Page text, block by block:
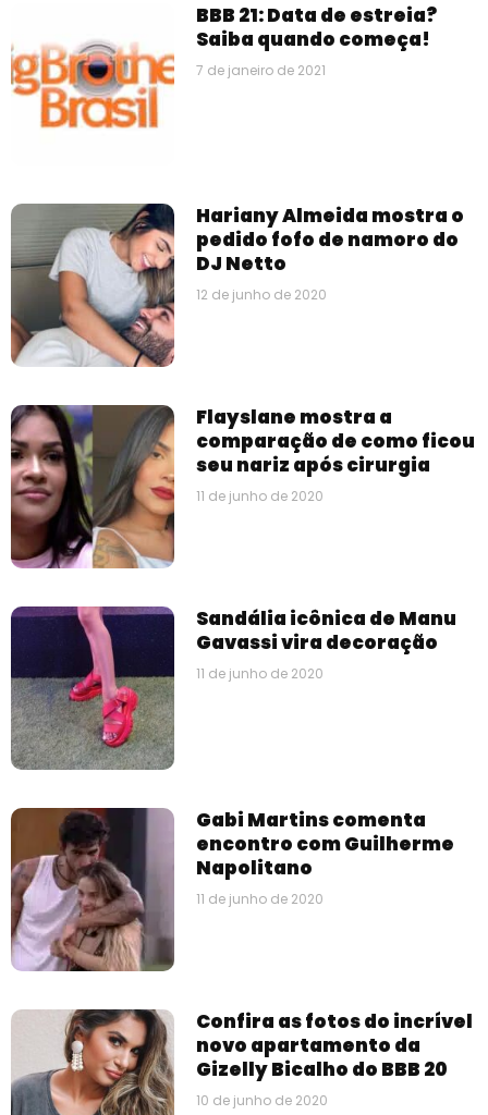
BBB 21: Data de estreia?
Saiba quando começa!
7 de janeiro de 2021
Hariany Almeida mostra o
pedido fofo de namoro do
DJ Netto
12 de junho de 2020
Flayslane mostra a
comparação de como ficou
seu nariz após cirurgia
11 de junho de 2020
Sandália icônica de Manu
Gavassi vira decoração
11 de junho de 2020
Gabi Martins comenta
encontro com Guilherme
Napolitano
11 de junho de 2020
Confira as fotos do incrível
novo apartamento da
Gizelly Bicalho do BBB 20
10 de junho de 2020